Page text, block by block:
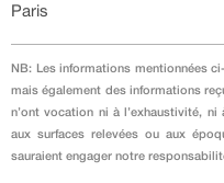
Paris
NB: Les informations mentionnées
mais également des informations
n’ont vocation ni à l’exhaustivité,
aux surfaces relevées ou aux
sauraient engager notre